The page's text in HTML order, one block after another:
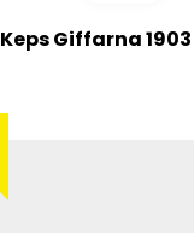
Keps Giffarna